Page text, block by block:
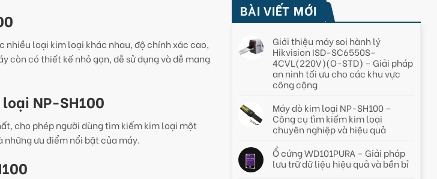
nhiều loại kim loại khác nhau, độ chính xác cao,
còn có thiết kế nhỏ gọn, dễ sử dụng và dễ mang
NP-SH100
cho phép người dùng tìm kiếm kim loại một
những ưu điểm nổi bật của máy.
BÀI VIẾT MỚI
Giới thiệu máy soi hành lý
Hikvision ISD-SC6550S-
4CVL(220V)(O-STD) – Giải pháp
an ninh tối ưu cho các khu vực
công cộng
Máy dò kim loại NP-SH100 –
Công cụ tìm kiếm kim loại
chuyên nghiệp và hiệu quả
Ổ cứng WD101PURA – Giải pháp
lưu trữ dữ liệu hiệu quả và bền bỉ